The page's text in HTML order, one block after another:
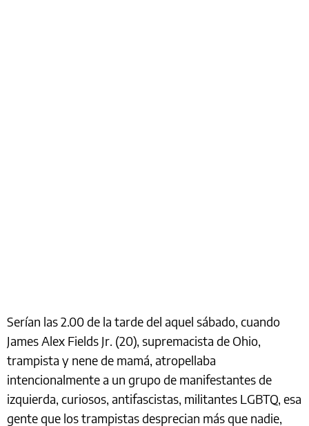
Serían las 2.00 de la tarde del aquel sábado, cuando
James Alex Fields Jr. (20), supremacista de Ohio,
trampista y nene de mamá, atropellaba
intencionalmente a un grupo de manifestantes de
izquierda, curiosos, antifascistas, militantes LGBTQ, esa
gente que los trampistas desprecian más que nadie,